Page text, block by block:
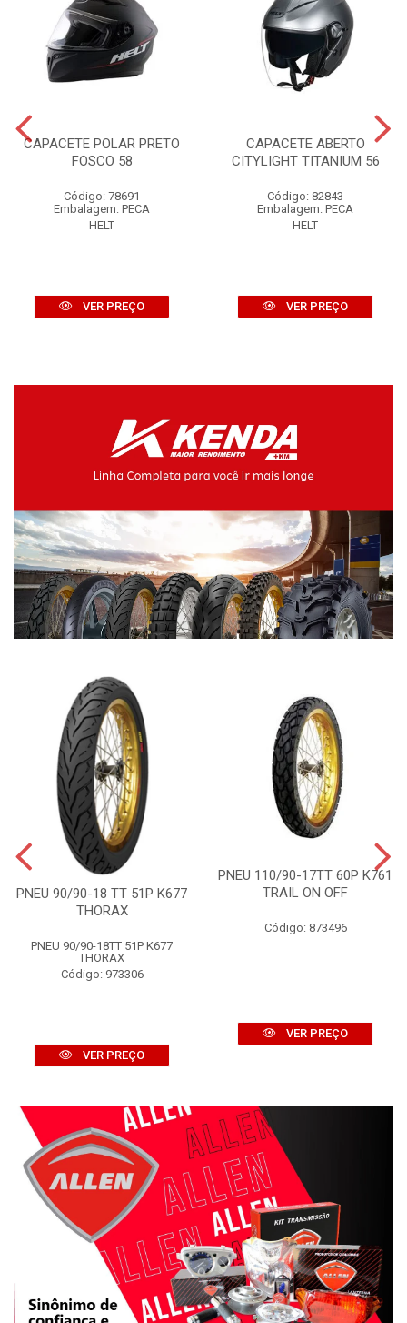
CAPACETE POLAR PRETO
FOSCO 58
Código: 78691
Embalagem: PECA
HELT
VER PREÇO
CAPACETE ABERTO
CITYLIGHT TITANIUM 56
Código: 82843
Embalagem: PECA
HELT
VER PREÇO
PNEU 90/90-18 TT 51P K677
THORAX
PNEU 90/90-18TT 51P K677
THORAX
Código: 973306
VER PREÇO
PNEU 110/90-17TT 60P K761
TRAIL ON OFF
Código: 873496
VER PREÇO